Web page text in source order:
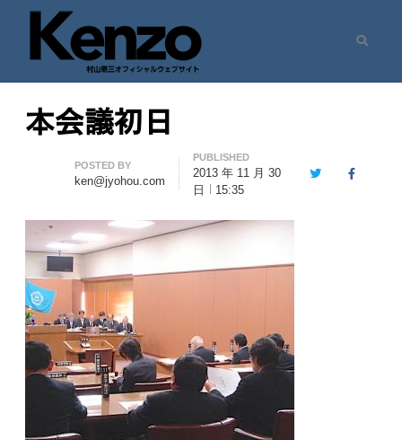
七転八起 – 村山憲三 Official Site
村山憲三ウェブサイト
本会議初日
Author
POSTED BY
ken@jyohou.com
PUBLISHED
2013 年 11 月 30
日
15:35
TwitterFacebook